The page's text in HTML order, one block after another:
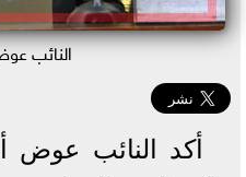
النائب
أكد النائب عوض